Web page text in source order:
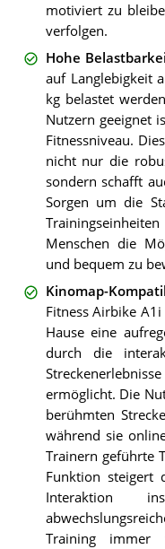
motiviert zu
verfolgen.
Hohe
auf Langlebigkeit
kg belastet
Nutzern geeignet
Fitnessniveau.
nicht nur die
sondern schafft
Sorgen um die
Menschen die
und bequem zu
Kinomap-
Fitness Airbike
Hause eine
durch die
ermöglicht. Die
berühmten
während sie
Trainern geführte
Funktion steigert
Interaktion
Training immer